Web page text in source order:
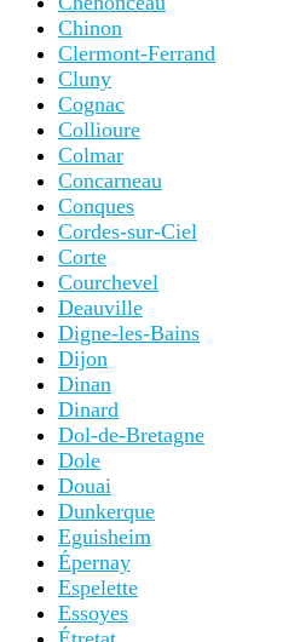
Chinon
Clermont-Ferrand
Cluny
Cognac
Collioure
Colmar
Concarneau
Conques
Cordes-sur-Ciel
Corte
Courchevel
Deauville
Digne-les-Bains
Dijon
Dinan
Dinard
Dol-de-Bretagne
Dole
Douai
Dunkerque
Eguisheim
Épernay
Espelette
Essoyes